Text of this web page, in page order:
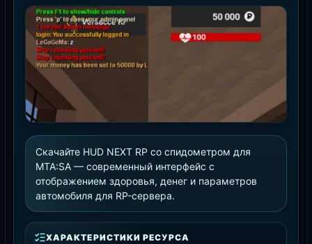
Скачайте HUD NEXT RP со спидометром для
MTA:SA — современный интерфейс с
отображением здоровья, денег и параметров
автомобиля для RP-сервера.
ХАРАКТЕРИСТИКИ РЕСУРСА